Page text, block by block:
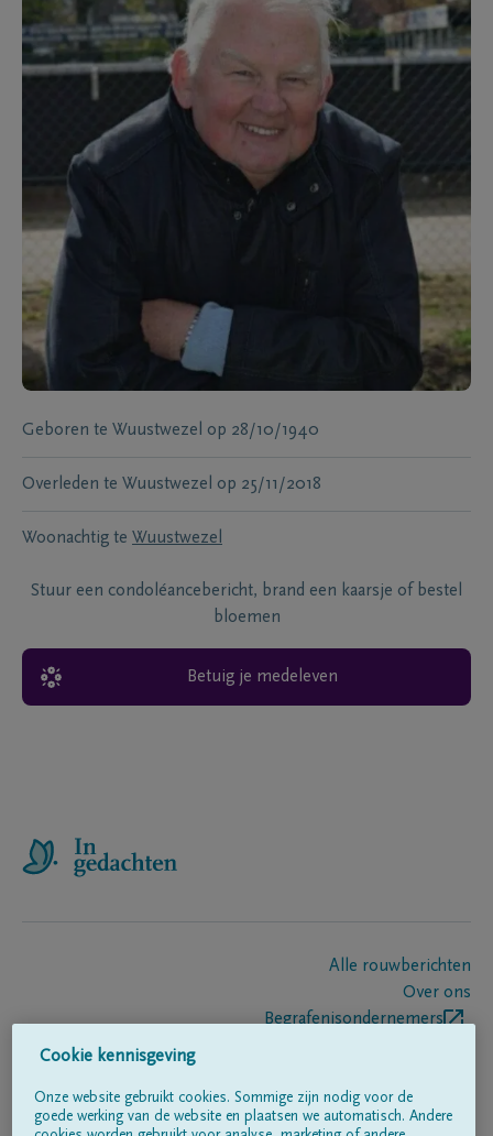
Geboren te Wuustwezel op 28/10/1940
Overleden te Wuustwezel op 25/11/2018
Woonachtig te Wuustwezel
Stuur een condoléancebericht, brand een kaarsje of bestel
bloemen
Betuig je medeleven
Alle rouwberichten
Over ons
Begrafenisondernemers
Volg ons op
Cookie kennisgeving
Onze website gebruikt cookies. Sommige zijn nodig voor de
goede werking van de website en plaatsen we automatisch. Andere